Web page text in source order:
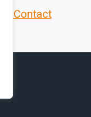
Contact